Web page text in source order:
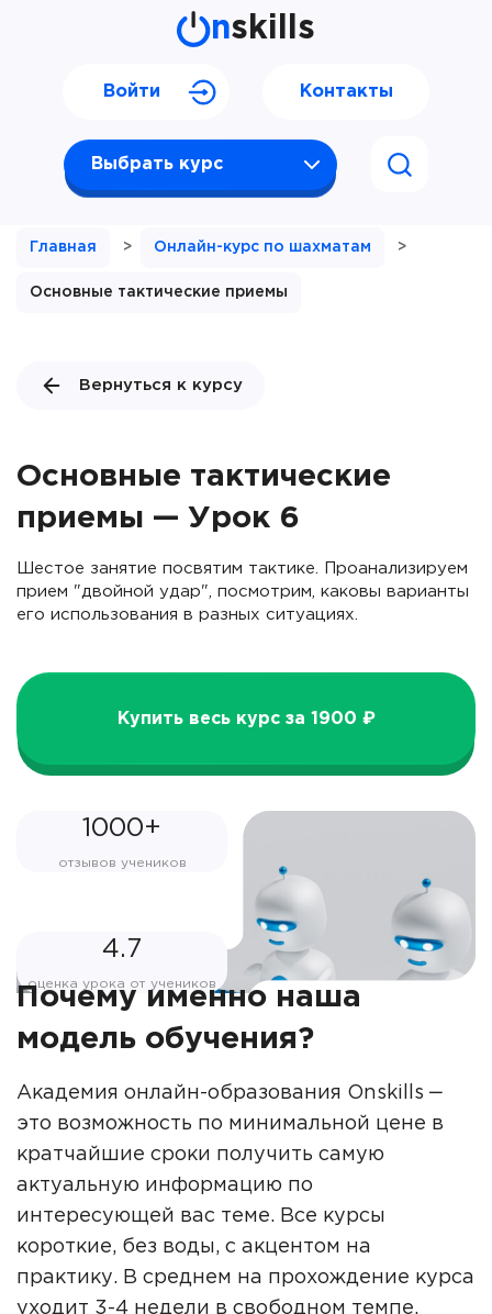
nskills
Выбрать курс
Войти Контакты
Главная > Онлайн-курс по шахматам >
Основные тактические приемы
Вернуться к курсу
Основные тактические
приемы — Урок 6
Шестое занятие посвятим тактике. Проанализируем
прием "двойной удар", посмотрим, каковы варианты
его использования в разных ситуациях.
Купить весь курс за 1900 ₽
1000+
отзывов учеников
4.7
оценка урока от учеников
Почему именно наша
модель обучения?
Академия онлайн-образования Onskills ‒
это возможность по минимальной цене в
кратчайшие сроки получить самую
актуальную информацию по
интересующей вас теме. Все курсы
короткие, без воды, с акцентом на
практику. В среднем на прохождение курса
уходит 3-4 недели в свободном темпе.